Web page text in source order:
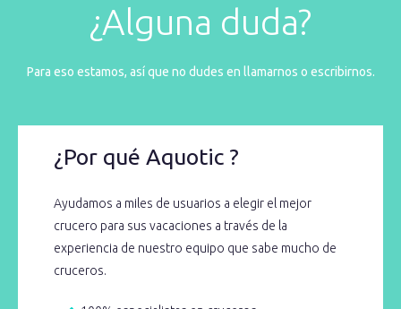
¿Alguna duda?
Para eso estamos, así que no dudes en llamarnos o escribirnos.
¿Por qué Aquotic ?
Ayudamos a miles de usuarios a elegir el mejor
crucero para sus vacaciones a través de la
experiencia de nuestro equipo que sabe mucho de
cruceros.